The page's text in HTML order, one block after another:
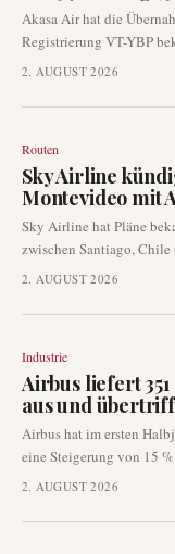
Akasa Air hat die
Registrierung VT-YBP
Reise von Seattle nach
Ergänzung stärkt die
2. AUGUST 2026
Routen
Sky Airline
Montevideo mit
Sky Airline hat Pläne
zwischen Santiago,
einzuführen. Diese
2. AUGUST 2026
Industrie
Airbus liefert
aus und
Airbus hat im ersten
eine Steigerung von 15
Diese robuste Leistung,
des Herstellers hin. Die
2. AUGUST 2026